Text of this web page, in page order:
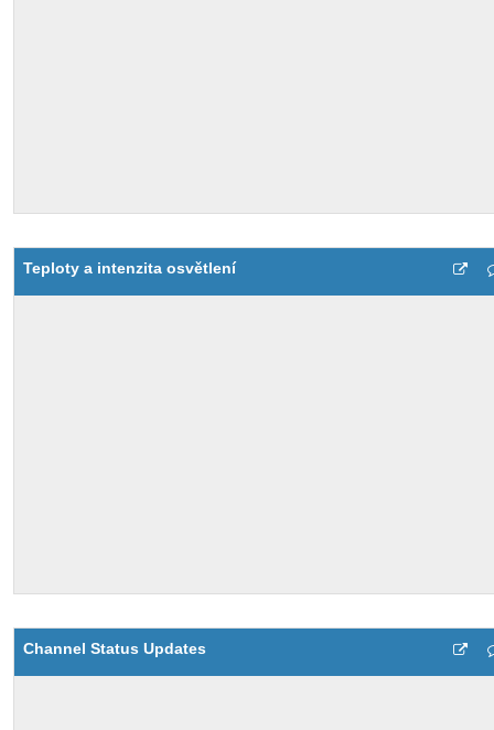
Teploty a intenzita osvětlení
Channel Status Updates